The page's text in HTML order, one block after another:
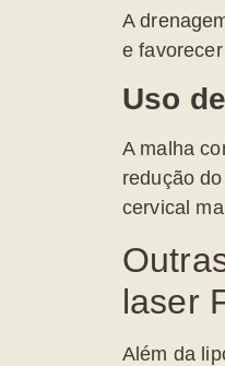
A
e
Uso
A malha
redução
cervical
laser
Além da